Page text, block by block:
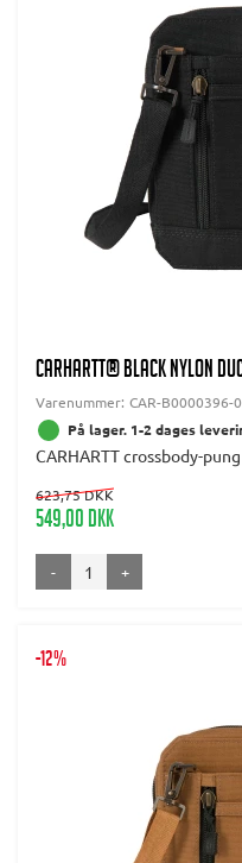
CARHARTT® Black Nylon
Varenummer: CAR-B0000396-
På lager. 1-2 dages
CARHARTT crossbody-pung
623,75 DKK
549,00 DKK
- +
-12%